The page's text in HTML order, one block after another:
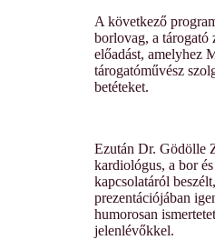
A következő
borlovag, a tárogató
előadást, amelyhez
tárogatóművész
betéteket.
Ezután Dr. Gödölle
kardiológus, a bor és
kapcsolatáról
prezentációjában
humorosan
jelenlévőkkel.